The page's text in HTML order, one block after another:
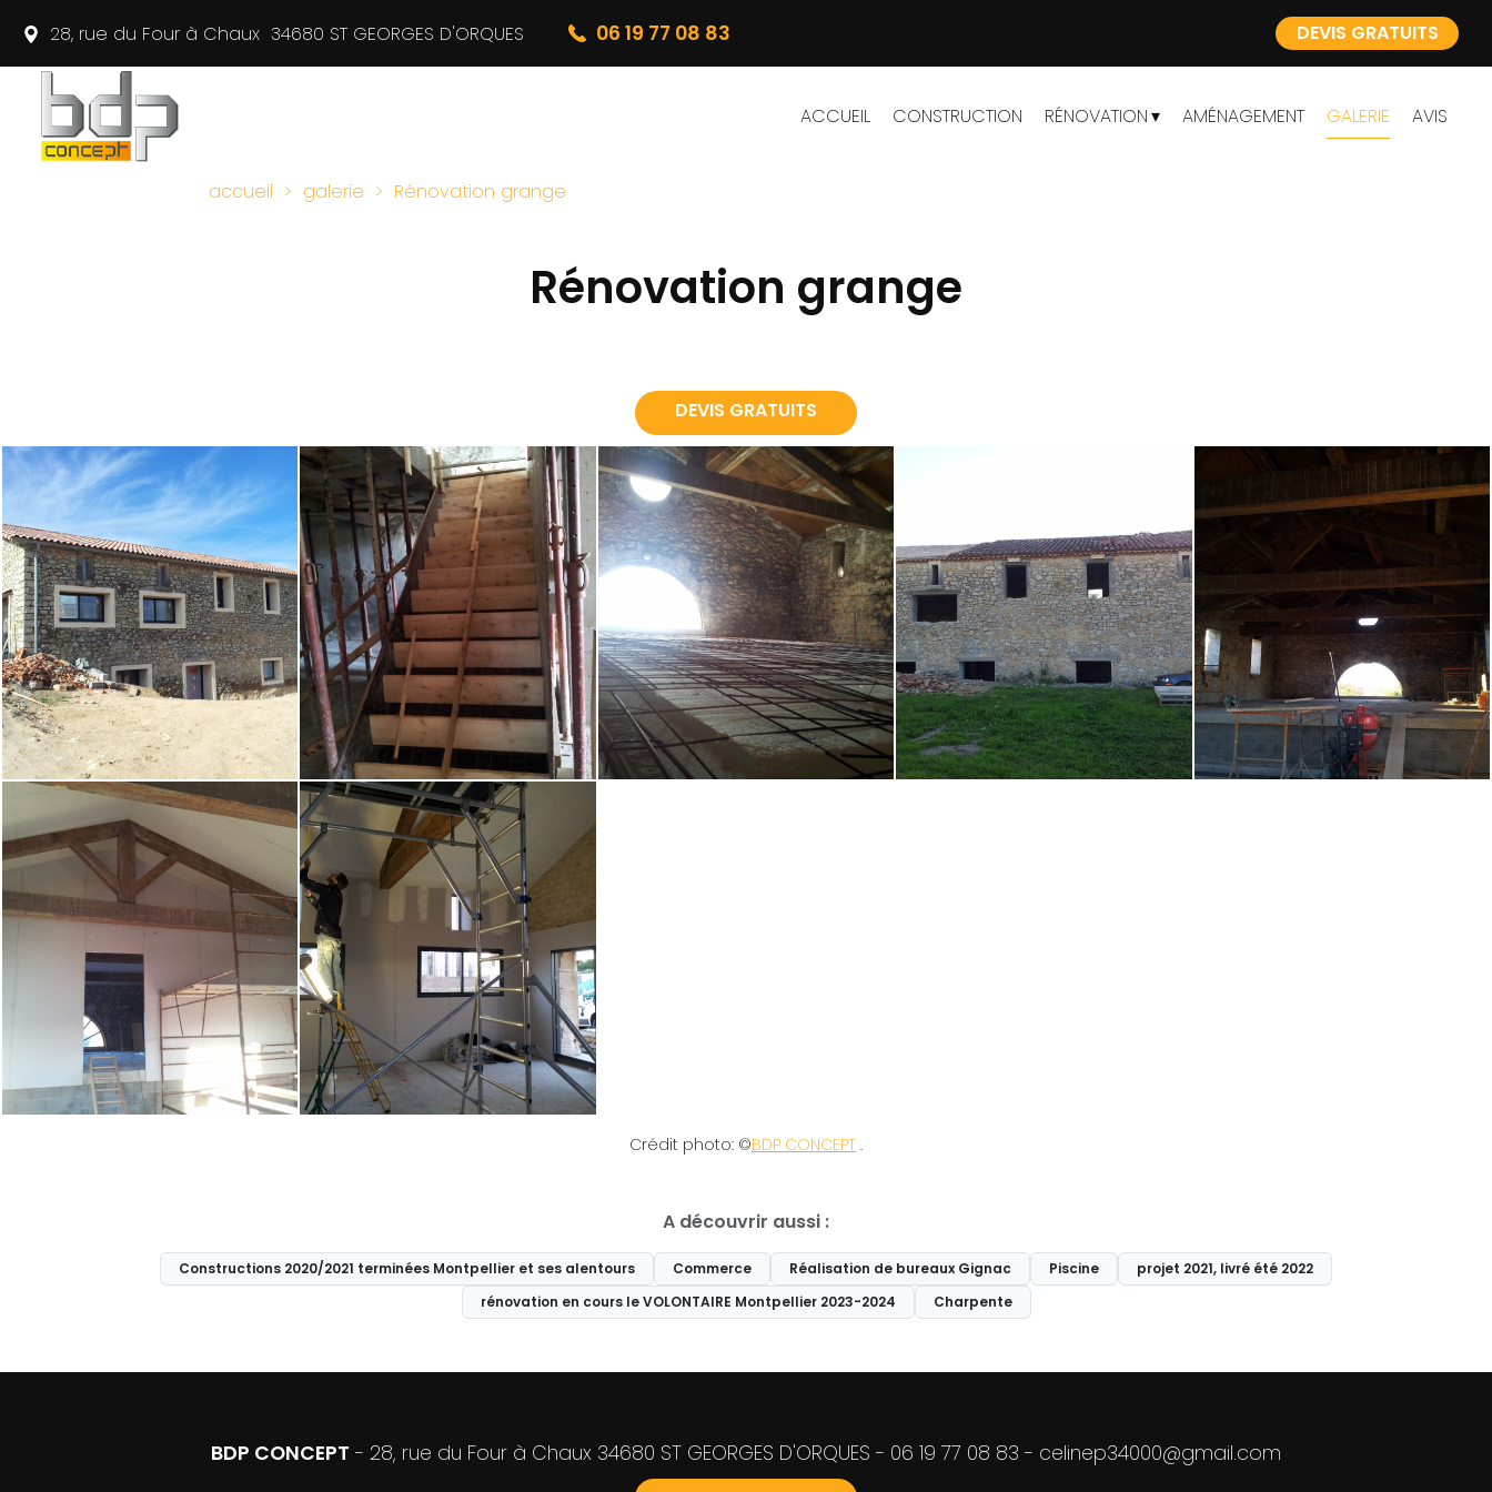
DEVIS GRATUITS
28, rue du Four à Chaux 34680 ST GEORGES D'ORQUES 06 19 77 08 83
ACCUEIL CONSTRUCTION RÉNOVATION AMÉNAGEMENT GALERIE AVIS
accueil galerie Rénovation grange
Rénovation grange
DEVIS GRATUITS
Crédit photo: ©BDP CONCEPT .
A découvrir aussi :
Constructions 2020/2021 terminées Montpellier et ses alentours Commerce Réalisation de bureaux Gignac Piscine
projet 2021, livré été 2022
rénovation en cours le VOLONTAIRE Montpellier 2023-2024
Charpente
BDP CONCEPT - 28, rue du Four à Chaux 34680 ST GEORGES D'ORQUES - 06 19 77 08 83 - celinep34000@gmail.com